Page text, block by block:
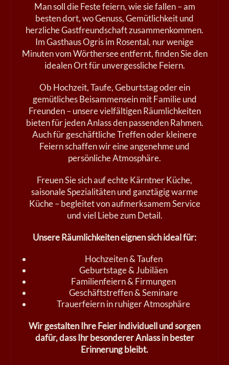
Man soll die Feste feiern, wie sie fallen – am
besten dort, wo Genuss, Gemütlichkeit und
herzliche Gastfreundschaft zusammenkommen.
Im Gasthaus Ogris im Rosental, nur wenige
Minuten vom Wörthersee entfernt, finden Sie den
idealen Ort für unvergessliche Feiern.
Ob Hochzeit, Taufe, Geburtstag oder ein
gemütliches Beisammensein mit Familie und
Freunden – unsere vielfältigen Räumlichkeiten
bieten für jeden Anlass den passenden Rahmen.
Auch für geschäftliche Treffen oder kleinere
Feiern schaffen wir eine angenehme und
persönliche Atmosphäre.
Freuen Sie sich auf echte Kärntner Küche,
saisonale Spezialitäten und ganztägig warme
Küche – begleitet von aufmerksamem Service
und viel Liebe zum Detail.
Unsere Räumlichkeiten eignen sich ideal für:
Hochzeiten & Taufen
Geburtstage & Jubiläen
Familienfeiern & Firmungen
Geschäftstreffen & Seminare
Trauerfeiern in ruhiger Atmosphäre
Wir gestalten Ihre Feier individuell und sorgen
dafür, dass Ihr besonderer Anlass in bester
Erinnerung bleibt.